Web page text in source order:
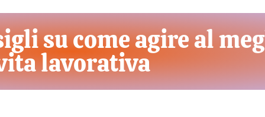
su come agire al
lavorativa